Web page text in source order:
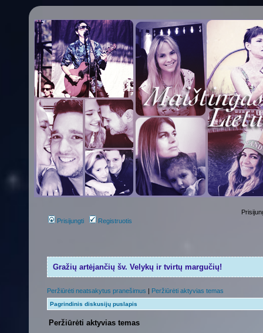
Prisijungti Registruotis
Gražių artėjančių šv. Velykų ir tvirtų margučių!
Peržiūrėti neatsakytus pranešimus | Peržiūrėti aktyvias temas
Pagrindinis diskusijų puslapis
Peržiūrėti aktyvias temas